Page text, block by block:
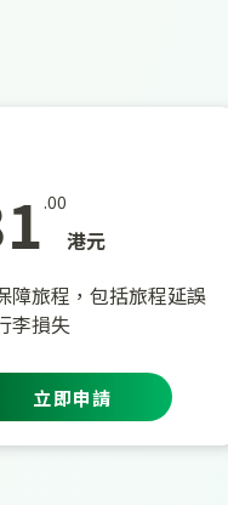
.00
港元
障旅程，包括旅程延誤
李損失
立即申請